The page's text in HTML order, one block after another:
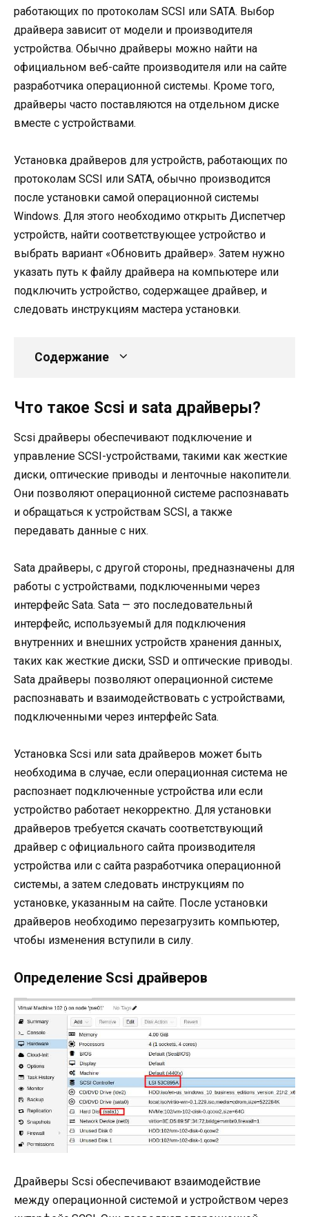
работающих по протоколам SCSI или SATA. Выбор
драйвера зависит от модели и производителя
устройства. Обычно драйверы можно найти на
официальном веб-сайте производителя или на сайте
разработчика операционной системы. Кроме того,
драйверы часто поставляются на отдельном диске
вместе с устройствами.
Установка драйверов для устройств, работающих по
протоколам SCSI или SATA, обычно производится
после установки самой операционной системы
Windows. Для этого необходимо открыть Диспетчер
устройств, найти соответствующее устройство и
выбрать вариант «Обновить драйвер». Затем нужно
указать путь к файлу драйвера на компьютере или
подключить устройство, содержащее драйвер, и
следовать инструкциям мастера установки.
Содержание
Что такое Scsi и sata драйверы?
Scsi драйверы обеспечивают подключение и
управление SCSI-устройствами, такими как жесткие
диски, оптические приводы и ленточные накопители.
Они позволяют операционной системе распознавать
и обращаться к устройствам SCSI, а также
передавать данные с них.
Sata драйверы, с другой стороны, предназначены для
работы с устройствами, подключенными через
интерфейс Sata. Sata — это последовательный
интерфейс, используемый для подключения
внутренних и внешних устройств хранения данных,
таких как жесткие диски, SSD и оптические приводы.
Sata драйверы позволяют операционной системе
распознавать и взаимодействовать с устройствами,
подключенными через интерфейс Sata.
Установка Scsi или sata драйверов может быть
необходима в случае, если операционная система не
распознает подключенные устройства или если
устройство работает некорректно. Для установки
драйверов требуется скачать соответствующий
драйвер с официального сайта производителя
устройства или с сайта разработчика операционной
системы, а затем следовать инструкциям по
установке, указанным на сайте. После установки
драйверов необходимо перезагрузить компьютер,
чтобы изменения вступили в силу.
Определение Scsi драйверов
Драйверы Scsi обеспечивают взаимодействие
между операционной системой и устройством через